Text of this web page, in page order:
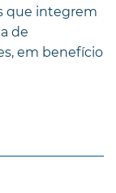
que integrem
de
em benefício